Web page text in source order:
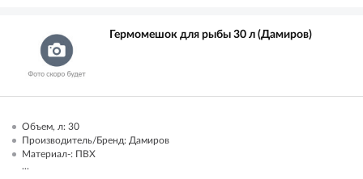
Гермомешок для рыбы 30 л (Дамиров)
Объем, л: 30
Производитель/Бренд: Дамиров
Материал-: ПВХ
...